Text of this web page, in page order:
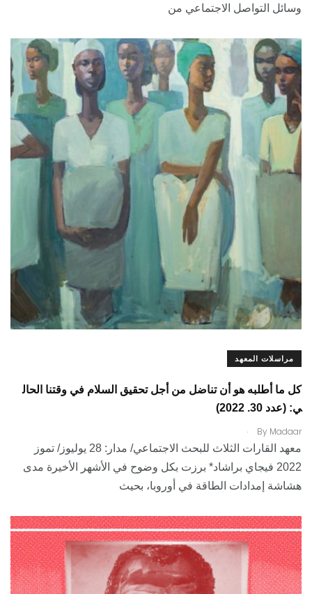
وسائل التواصل الاجتماعي من
مراسلات المعهد
كل ما أطلبه هو أن تناضل من أجل تحقيق السلام في وقتنا الحال
ي: (عدد 30. 2022)
By Madaar
.
معهد القارات الثلاث للبحث الاجتماعي/ مدار: 28 يوليوز/ تموز
2022 فيجاي براشاد* برزت بكل وضوح في الأشهر الأخيرة مدى
هشاشة إمدادات الطاقة في أوروبا، بحيث